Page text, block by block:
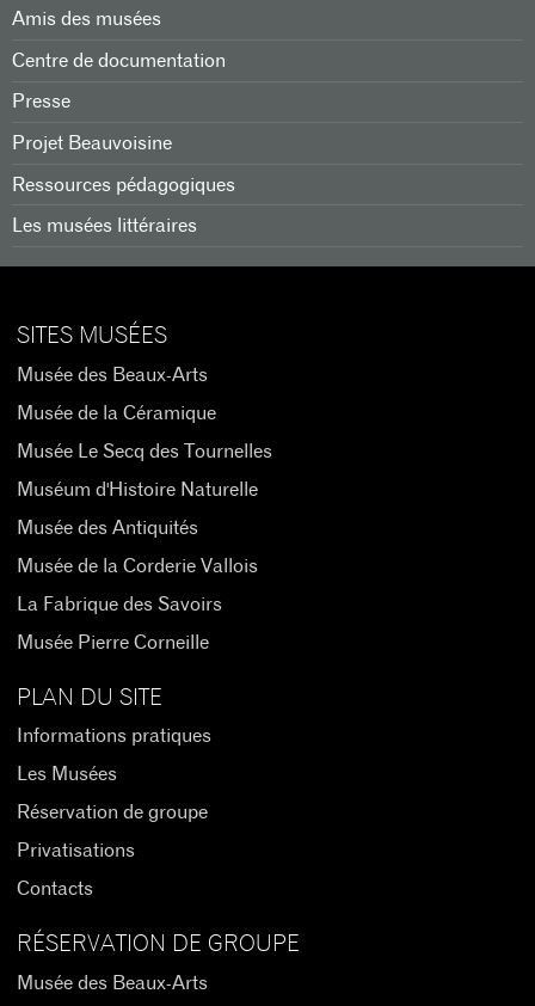
Amis des musées
Centre de documentation
Presse
Projet Beauvoisine
Ressources pédagogiques
Les musées littéraires
SITES MUSÉES
Musée des Beaux-Arts
Musée de la Céramique
Musée Le Secq des Tournelles
Muséum d'Histoire Naturelle
Musée des Antiquités
Musée de la Corderie Vallois
La Fabrique des Savoirs
Musée Pierre Corneille
PLAN DU SITE
Informations pratiques
Les Musées
Réservation de groupe
Privatisations
Contacts
RÉSERVATION DE GROUPE
Musée des Beaux-Arts